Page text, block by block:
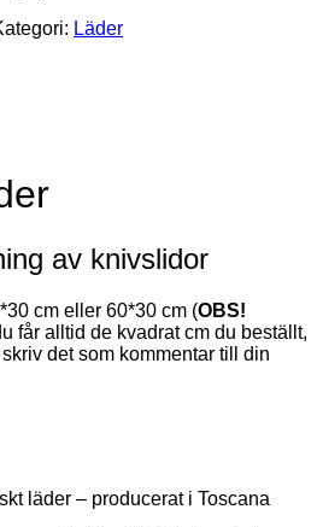
Läder
av knivslidor
cm eller 60*30 cm (OBS!
får alltid de kvadrat cm du beställt,
det som kommentar till din
läder – producerat i Toscana